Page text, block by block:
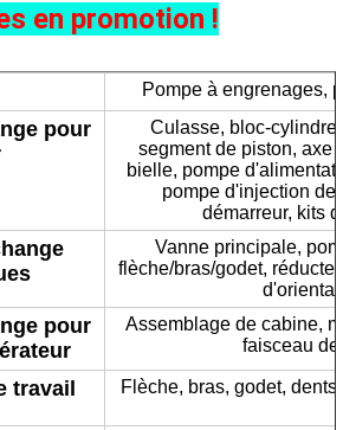
en promotion !
Pompe à engrenages,
pour
Culasse, bloc-
segment de piston, axe
bielle, pompe
pompe d'injection de
démarreur, kits
Vanne principale,
flèche/bras/godet,
pour
Assemblage de cabine,
faisceau
travail Flèche, bras, godet,